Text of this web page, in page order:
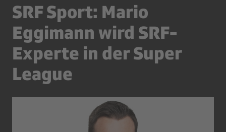
SRF Sport: Mario
Eggimann wird SRF-
Experte in der Super
League